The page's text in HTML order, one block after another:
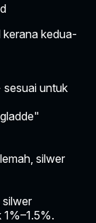
kerana kedua-
untuk
silwer